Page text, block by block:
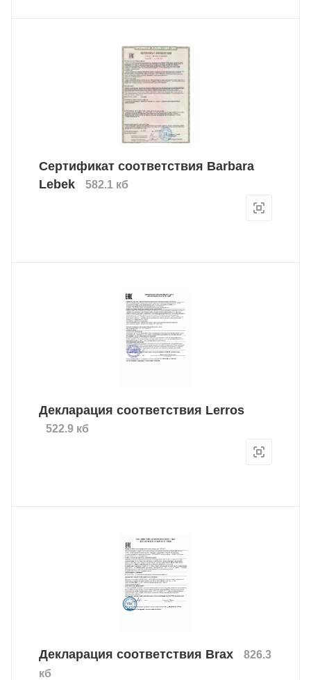
Сертификат соответствия Barbara
Lebek
582.1 кб
Декларация соответствия Lerros
522.9 кб
Декларация соответствия Brax
826.3
кб